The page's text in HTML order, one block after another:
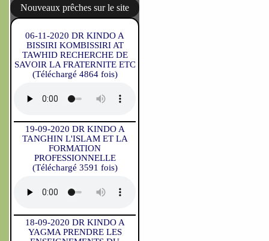
Nouveaux prêches sur le site
06-11-2020 DR KINDO A
BISSIRI KOMBISSIRI AT
TAWHID RECHERCHE DE
SAVOIR LA FRATERNITE ETC
(Téléchargé 4864 fois)
19-09-2020 DR KINDO A
TANGHIN L'ISLAM ET LA
FORMATION
PROFESSIONNELLE
(Téléchargé 3591 fois)
18-09-2020 DR KINDO A
YAGMA PRENDRE LES